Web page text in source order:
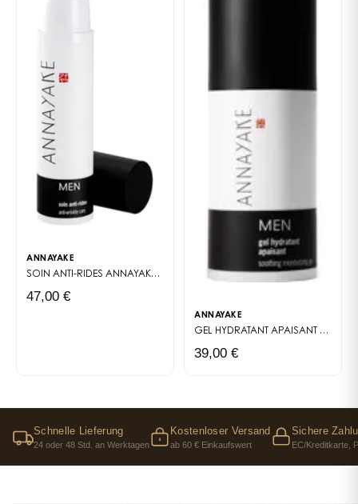
ANNAYAKE
SOIN ANTI-RIDES ANNAYAKE MEN
47,00 €
ANNAYAKE
GEL HYDRATANT APAISANT
39,00 €
Schnelle Lieferung
24 oder 48 Std. an Werktagen
Kostenloser Versand
ab 60 € Einkaufswert
Sichere
EC/Kreditkarte,